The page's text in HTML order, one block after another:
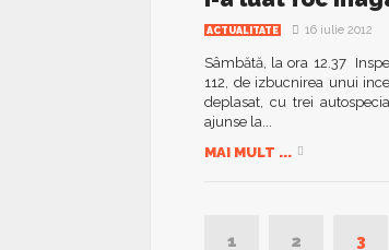
ACTUALITATE 16 iulie 2012
Sâmbătă, la ora 12.37
112, de izbucnirea unui
deplasat, cu trei
ajunse la...
MAI MULT ...
1 2 3